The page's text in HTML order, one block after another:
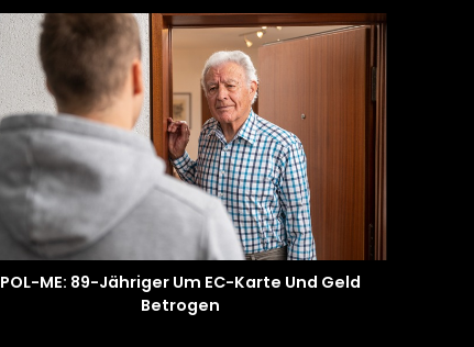
POL-ME: 89-Jähriger Um EC-Karte Und Geld
Betrogen